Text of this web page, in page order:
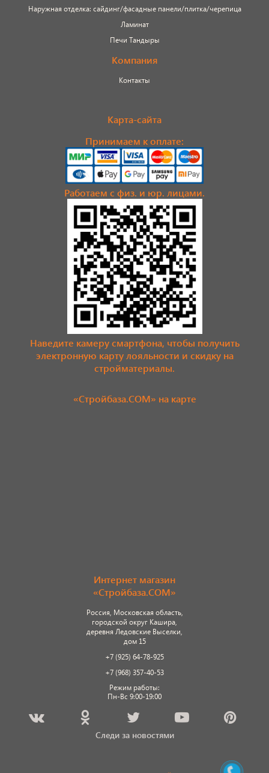
Наружная отделка: сайдинг/фасадные панели/плитка/черепица
Ламинат
Печи Тандыры
Компания
Контакты
Карта-сайта
Принимаем к оплате:
Работаем с физ. и юр. лицами.
Наведите камеру смартфона, чтобы получить
электронную карту лояльности и скидку на
стройматериалы.
«Стройбаза.COM» на карте
Интернет магазин
«Стройбаза.COM»
Россия, Московская область,
городской округ Кашира,
деревня Ледовские Выселки,
дом 15
+7 (925) 64-78-925
+7 (968) 357-40-53
Режим работы:
Пн-Вс 9:00-19:00
Следи за новостями